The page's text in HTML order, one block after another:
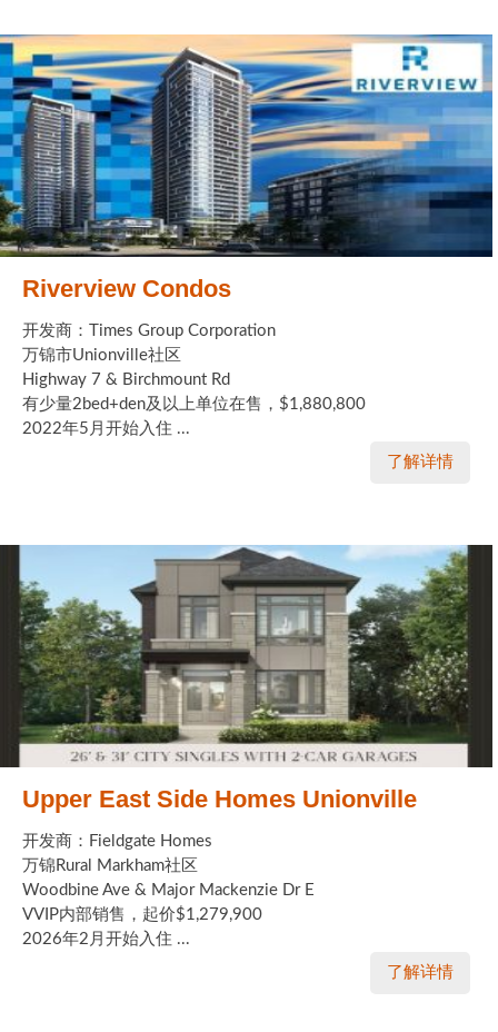
Riverview Condos
开发商：Times Group Corporation
万锦市Unionville社区
Highway 7 & Birchmount Rd
有少量2bed+den及以上单位在售，$1,880,800
2022年5月开始入住 ...
了解详情
Upper East Side Homes Unionville
开发商：Fieldgate Homes
万锦Rural Markham社区
Woodbine Ave & Major Mackenzie Dr E
VVIP内部销售，起价$1,279,900
2026年2月开始入住 ...
了解详情